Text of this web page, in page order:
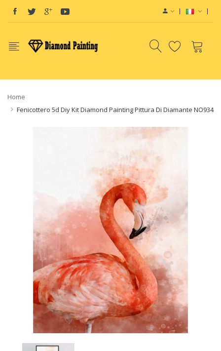
Vape dealse-LiquidVape hardwareE-Liquids
Home
Fenicottero 5d Diy Kit Diamond Painting Pittura Di Diamante NO934